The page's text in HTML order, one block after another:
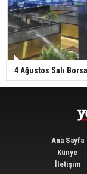
4 Ağustos Salı
Ana Sayfa
Künye
İletişim